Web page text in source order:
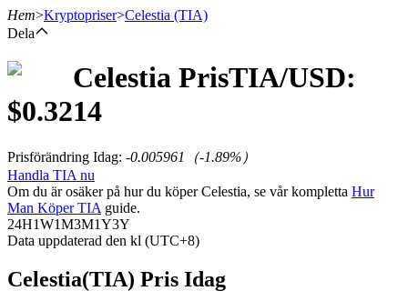
USDT Futures
Hem>Kryptopriser>Celestia (TIA)
Dela
Celestia PrisTIA/USD:
$0.3214
Prisförändring Idag: -0.005961 （-1.89%）
Handla TIA nu
Om du är osäker på hur du köper Celestia, se vår kompletta Hur
Man Köper TIA guide.
24H1W1M3M1Y3Y
Data uppdaterad den kl (UTC+8)
Celestia(TIA) Pris Idag